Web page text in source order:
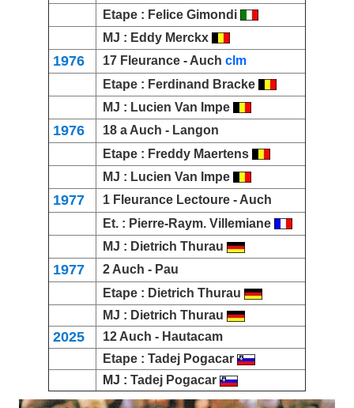
Etape : Felice Gimondi
MJ : Eddy Merckx
1976 17 Fleurance - Auch clm
Etape : Ferdinand Bracke
MJ : Lucien Van Impe
1976 18 a Auch - Langon
Etape : Freddy Maertens
MJ : Lucien Van Impe
1977 1 Fleurance Lectoure - Auch
Et. : Pierre-Raym. Villemiane
MJ : Dietrich Thurau
1977 2 Auch - Pau
Etape : Dietrich Thurau
MJ : Dietrich Thurau
2025 12 Auch - Hautacam
Etape : Tadej Pogacar
MJ : Tadej Pogacar